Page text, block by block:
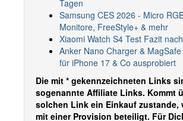
Tagen
Samsung CES 2026 - Micro
Monitore, FreeStyle+ & mehr
Xiaomi Watch S4 Test Fazit
Anker Nano Charger &
für iPhone 17 & Co ausprobiert
Die mit * gekennzeichneten Links
sogenannte Affiliate Links. Kommt
solchen Link ein Einkauf zustande,
mit einer Provision beteiligt. Für